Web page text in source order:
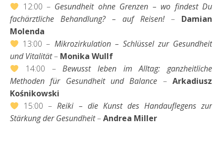
12:00 – Gesundheit ohne Grenzen – wo findest Du
fachärztliche Behandlung? – auf Reisen!– Damian
Molenda
13:00 – Mikrozirkulation – Schlüssel zur Gesundheit
und Vitalität– Monika Wullf
14:00 –Bewusst leben im Alltag: ganzheitliche
Methoden für Gesundheit und Balance –Arkadiusz
Kośnikowski
15:00 –Reiki – die Kunst des Handauflegens zur
Stärkung der Gesundheit–Andrea Miller